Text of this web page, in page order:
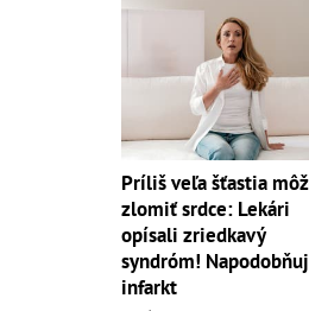
Príliš veľa šťastia
zlomiť srdce: Lekári
opísali zriedkavý
syndróm!
infarkt